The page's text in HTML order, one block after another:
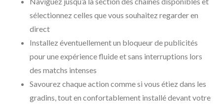
sélectionnez celles que vous souhaitez regarder en
direct
Installez éventuellement un bloqueur de publicités
pour une expérience fluide et sans interruptions lors
des matchs intenses
Savourez chaque action comme si vous étiez dans les
gradins, tout en confortablement installé devant votre